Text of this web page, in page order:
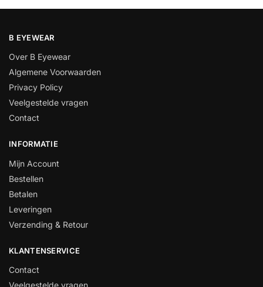
B EYEWEAR
Over B Eyewear
Algemene Voorwaarden
Privacy Policy
Veelgestelde vragen
Contact
INFORMATIE
Mijn Account
Bestellen
Betalen
Leveringen
Verzending & Retour
KLANTENSERVICE
Contact